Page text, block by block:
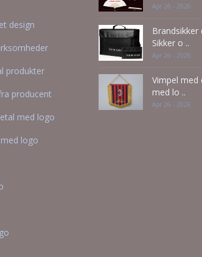
design
produkter
producent
med logo
logo
Apr 26 - 2026
Sikker o ..
Apr 26 - 2026
Vimpel
med lo ..
Apr 26 - 2026